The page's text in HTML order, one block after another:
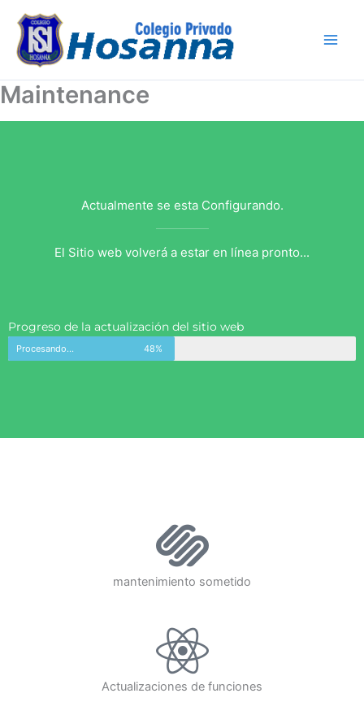
contenido
Maintenance
Actualmente se esta Configurando.
El Sitio web volverá a estar en línea pronto...
Progreso de la actualización del sitio web
Procesando... 48%
mantenimiento sometido
Actualizaciones de funciones